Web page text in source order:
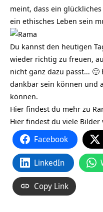
meint, dass ein
ein ethisches Leben sein
Du kannst den heutigen
wieder richtig zu freuen,
nicht ganz dazu passt… 🙂
dankbar sein können und
können.
Hier findest du mehr zu
Hier findest du viele Bilder
Facebook
LinkedIn
Copy Link